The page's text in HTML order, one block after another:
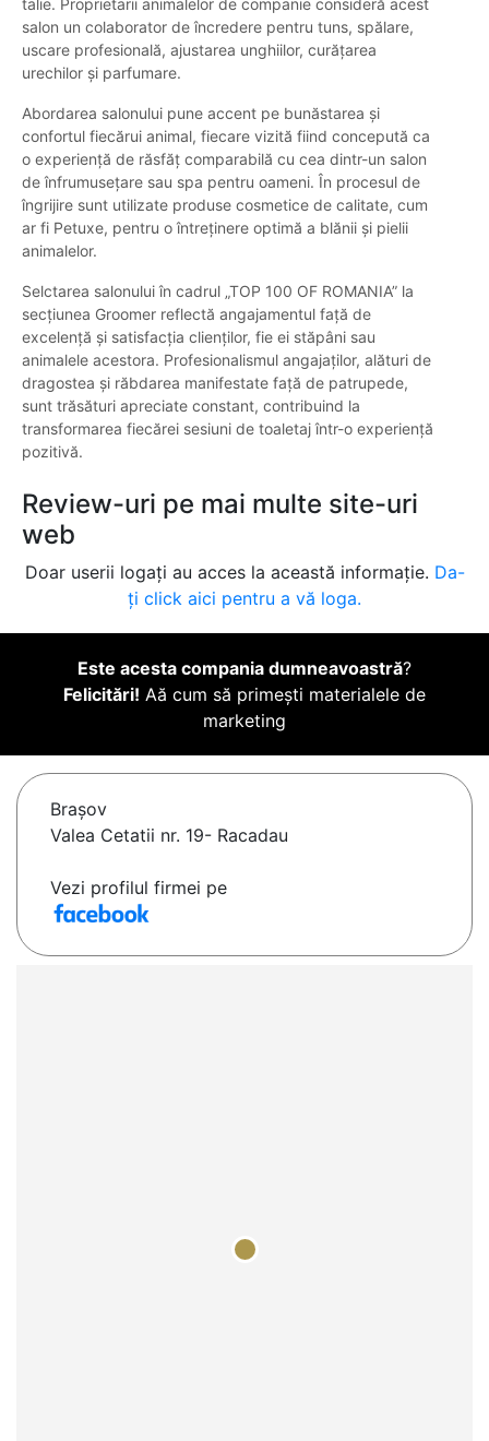
talie. Proprietarii animalelor de companie consideră acest
salon un colaborator de încredere pentru tuns, spălare,
uscare profesională, ajustarea unghiilor, curățarea
urechilor și parfumare.
Abordarea salonului pune accent pe bunăstarea și
confortul fiecărui animal, fiecare vizită fiind concepută ca
o experiență de răsfăț comparabilă cu cea dintr-un salon
de înfrumusețare sau spa pentru oameni. În procesul de
îngrijire sunt utilizate produse cosmetice de calitate, cum
ar fi Petuxe, pentru o întreținere optimă a blănii și pielii
animalelor.
Selctarea salonului în cadrul „TOP 100 OF ROMANIA” la
secțiunea Groomer reflectă angajamentul față de
excelență și satisfacția clienților, fie ei stăpâni sau
animalele acestora. Profesionalismul angajaților, alături de
dragostea și răbdarea manifestate față de patrupede,
sunt trăsături apreciate constant, contribuind la
transformarea fiecărei sesiuni de toaletaj într-o experiență
pozitivă.
Review-uri pe mai multe site-uri
web
Doar userii logați au acces la această informație. Da-
ți click aici pentru a vă loga.
Este acesta compania dumneavoastră?
Felicitări! Aă cum să primești materialele de
marketing
Braşov
Valea Cetatii nr. 19- Racadau
Vezi profilul firmei pe